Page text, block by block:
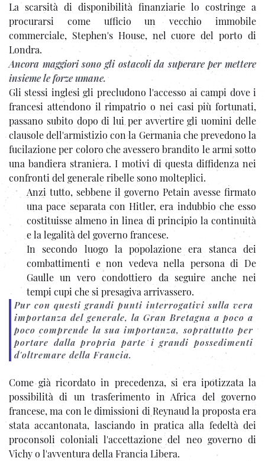
La scarsità di disponibilità finanziarie lo costringe a
procurarsi come ufficio un vecchio immobile
commerciale, Stephen's House, nel cuore del porto di
Londra.
Ancora maggiori sono gli ostacoli da superare per mettere
insieme le forze umane.
Gli stessi inglesi gli precludono l'accesso ai campi dove i
francesi attendono il rimpatrio o nei casi più fortunati,
passano subito dopo di lui per avvertire gli uomini delle
clausole dell'armistizio con la Germania che prevedono la
fucilazione per coloro che avessero brandito le armi sotto
una bandiera straniera. I motivi di questa diffidenza nei
confronti del generale ribelle sono molteplici.
Anzi tutto, sebbene il governo Petain avesse firmato
una pace separata con Hitler, era indubbio che esso
costituisse almeno in linea di principio la continuità
e la legalità del governo francese.
In secondo luogo la popolazione era stanca dei
combattimenti e non vedeva nella persona di De
Gaulle un vero condottiero da seguire anche nei
tempi cupi che si presagiva arrivassero.
Pur con questi grandi punti interrogativi sulla vera
importanza del generale, la Gran Bretagna a poco a
poco comprende la sua importanza, soprattutto per
portare dalla propria parte i grandi possedimenti
d'oltremare della Francia.
Come già ricordato in precedenza, si era ipotizzata la
possibilità di un trasferimento in Africa del governo
francese, ma con le dimissioni di Reynaud la proposta era
stata accantonata, lasciando in pratica alla fedeltà dei
proconsoli coloniali l'accettazione del neo governo di
Vichy o l'avventura della Francia Libera.